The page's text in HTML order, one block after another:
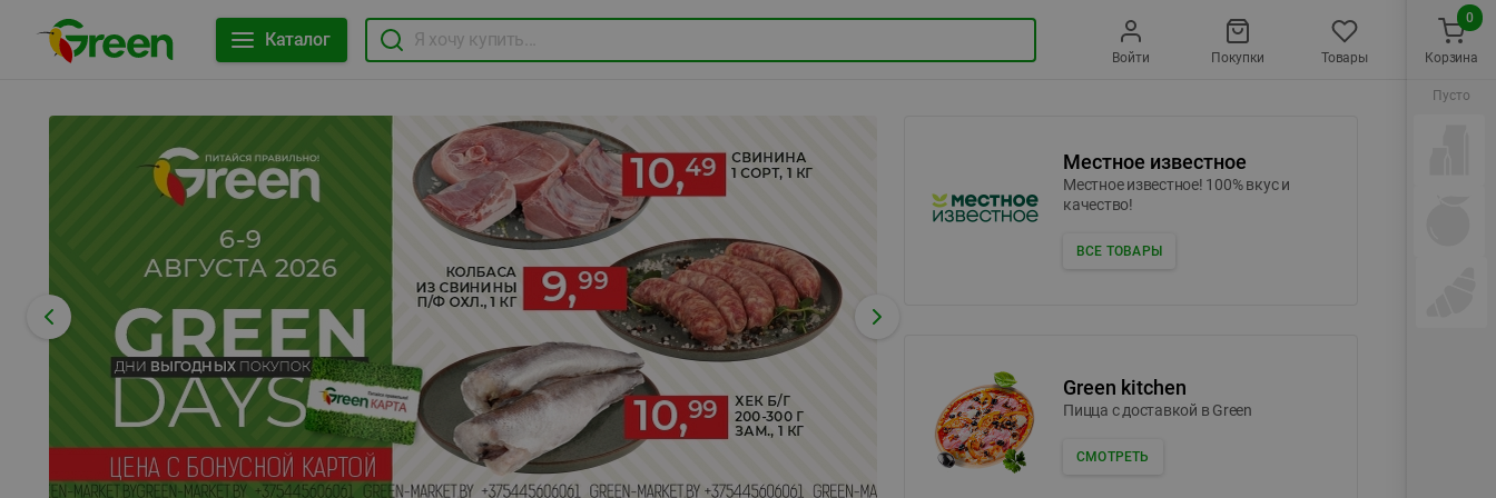
Каталог
Войти Покупки Товары
Местное известное
Местное известное! 100% вкус и
качество!
ВСЕ ТОВАРЫ
Green kitchen
Пицца c доставкой в Green
СМОТРЕТЬ
Корзина
0
Пусто